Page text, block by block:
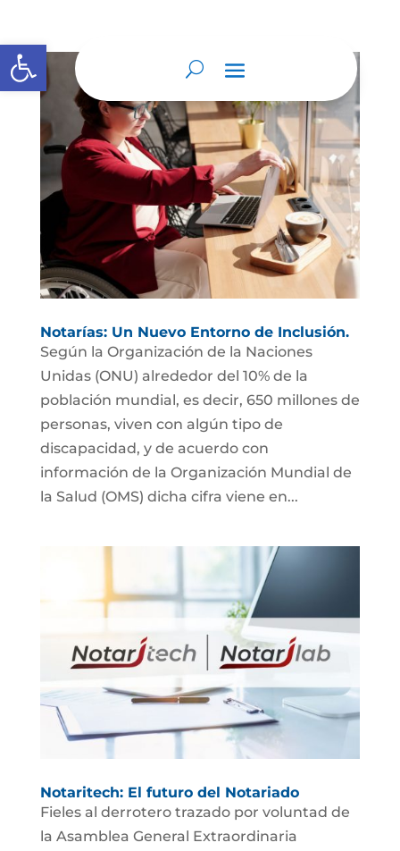
Abrir barra de herramientas
Notarías: Un Nuevo Entorno de Inclusión.
Según la Organización de la Naciones
Unidas (ONU) alrededor del 10% de la
población mundial, es decir, 650 millones de
personas, viven con algún tipo de
discapacidad, y de acuerdo con
información de la Organización Mundial de
la Salud (OMS) dicha cifra viene en...
Notaritech: El futuro del Notariado
Fieles al derrotero trazado por voluntad de
la Asamblea General Extraordinaria